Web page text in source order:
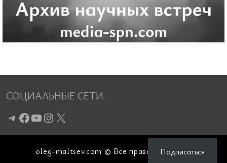
СОЦИАЛЬНЫЕ СЕТИ
Telegram
Facebook
YouTube
Instagram
X
oleg-maltsev.com © Все права защищены
Подписаться